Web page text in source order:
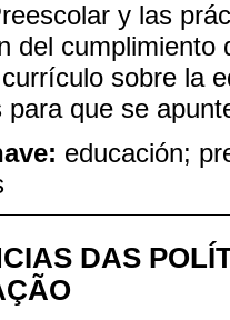
y las
del
sobre la
para que se
educación;
DAS